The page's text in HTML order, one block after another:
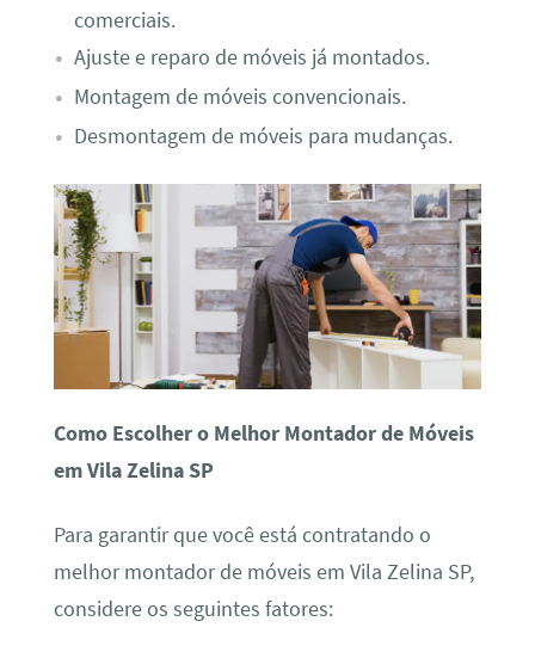
comerciais.
Ajuste e reparo de móveis já montados.
Montagem de móveis convencionais.
Desmontagem de móveis para mudanças.
Como Escolher o Melhor Montador de Móveis
em Vila Zelina SP
Para garantir que você está contratando o
melhor montador de móveis em Vila Zelina SP,
considere os seguintes fatores: